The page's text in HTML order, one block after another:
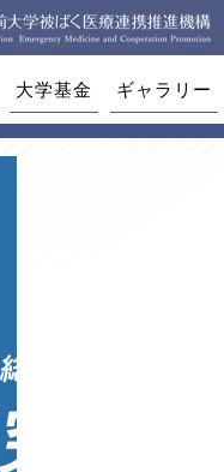
大学基金 ギャラリー